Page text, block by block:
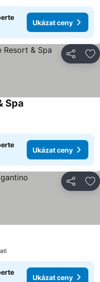
Ukázat ceny
Sdílet
Spa
Ukázat ceny
Sdílet
Ukázat ceny